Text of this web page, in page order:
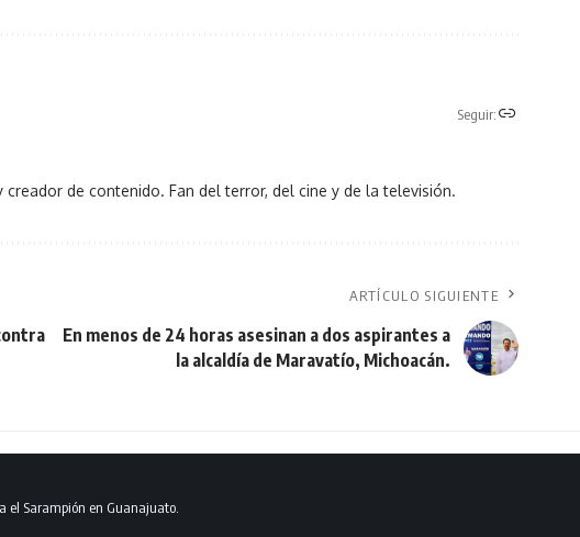
Seguir:
de contenido. Fan del terror, del cine y de la televisión.
ARTÍCULO SIGUIENTE
En menos de 24 horas asesinan a dos aspirantes a
la alcaldía de Maravatío, Michoacán.
el Sarampión en Guanajuato.